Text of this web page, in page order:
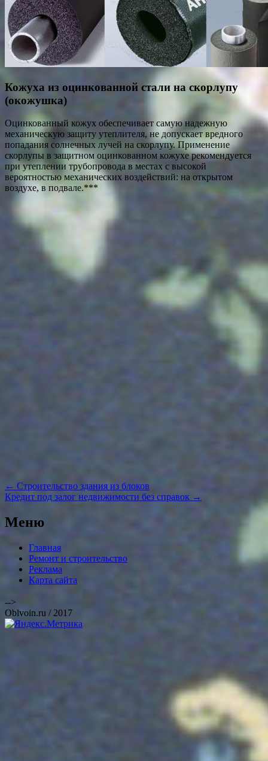
Кожуха из оцинкованной стали на скорлупу
(окожушка)
Оцинкованный кожух обеспечивает самую надежную
механическую защиту утеплителя, не допускает вредного
попадания солнечных лучей на скорлупу. Применение
скорлупы в защитном оцинкованном кожухе рекомендуется
при утеплении трубопровода в местах с высокой
вероятностью механических воздействий: на открытом
воздухе, в подвале.***
Навигация
по
← Строительство здания из блоков
Кредит под залог недвижимости без справок →
Меню
Главная
Ремонт и строительство
Реклама
Карта сайта
-->
Oblvoin.ru / 2017